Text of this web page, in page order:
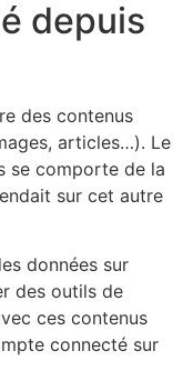
depuis
des contenus
articles…). Le
se comporte de la
sur cet autre
données sur
des outils de
ces contenus
connecté sur